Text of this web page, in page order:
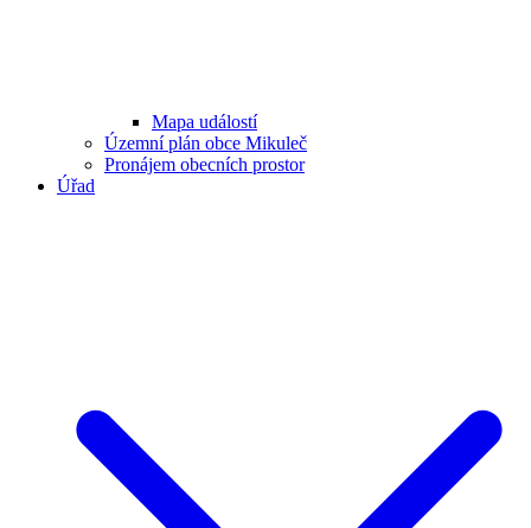
Mapa událostí
Územní plán obce Mikuleč
Pronájem obecních prostor
Úřad